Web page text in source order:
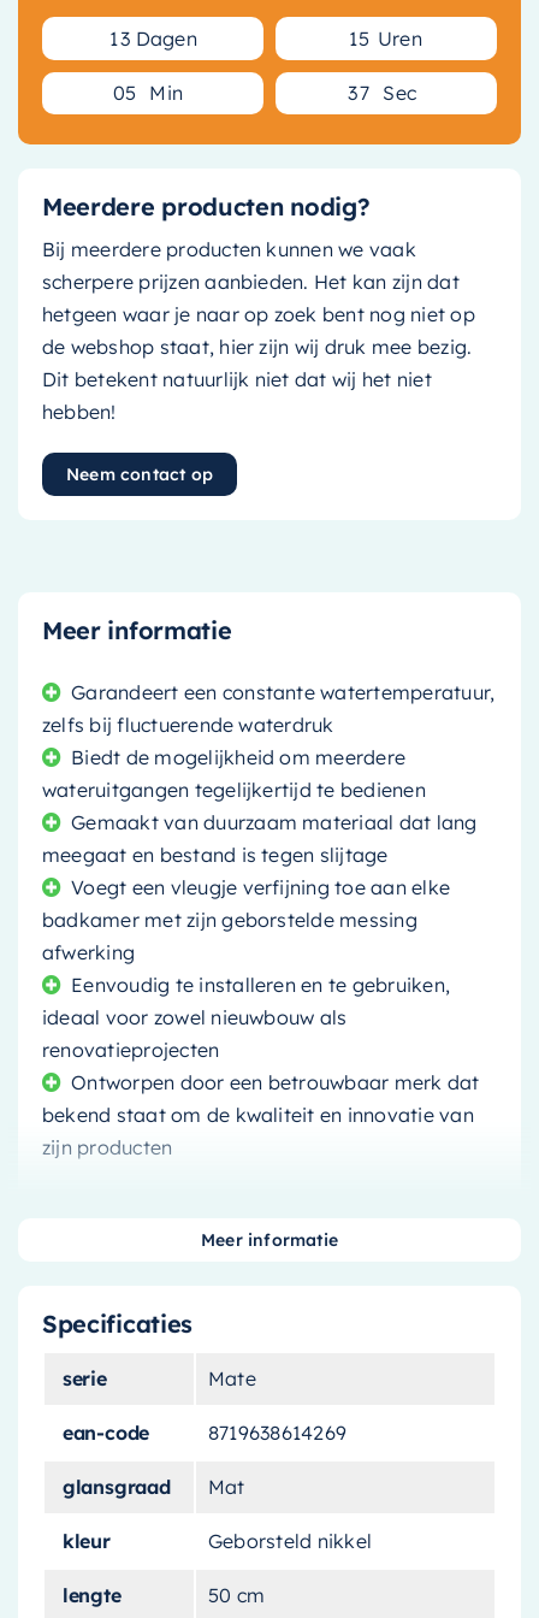
13 Dagen 15 Uren
05 Min 37 Sec
Meerdere producten nodig?
Bij meerdere producten kunnen we vaak
scherpere prijzen aanbieden. Het kan zijn dat
hetgeen waar je naar op zoek bent nog niet op
de webshop staat, hier zijn wij druk mee bezig.
Dit betekent natuurlijk niet dat wij het niet
hebben!
Neem contact op
Meer informatie
Garandeert een constante watertemperatuur,
zelfs bij fluctuerende waterdruk
Biedt de mogelijkheid om meerdere
wateruitgangen tegelijkertijd te bedienen
Gemaakt van duurzaam materiaal dat lang
meegaat en bestand is tegen slijtage
Voegt een vleugje verfijning toe aan elke
badkamer met zijn geborstelde messing
afwerking
Eenvoudig te installeren en te gebruiken,
ideaal voor zowel nieuwbouw als
renovatieprojecten
Ontworpen door een betrouwbaar merk dat
bekend staat om de kwaliteit en innovatie van
zijn producten
functioneel, maar ook een esthetisch
aantrekkelijk element in uw badkamer. Deze set,
nieuwe maatstaven voor comfort en
consistentie
Specificaties
serie Mate
ean-code 8719638614269
glansgraad Mat
kleur Geborsteld nikkel
lengte 50 cm
Meer informatie